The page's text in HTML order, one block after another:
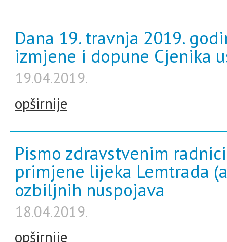
Dana 19. travnja 2019.
izmjene i dopune Cjenika
19.04.2019.
opširnije
Pismo zdravstvenim
primjene lijeka Lemtrada
ozbiljnih nuspojava
18.04.2019.
opširnije